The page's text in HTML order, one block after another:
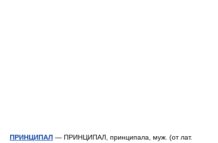
ПРИНЦИПАЛ — ПРИНЦИПАЛ, принципала, муж. (от лат.